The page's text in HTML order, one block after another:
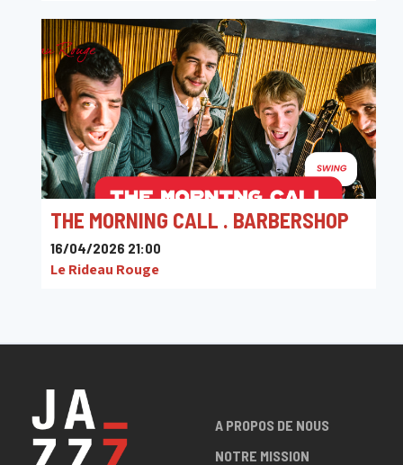
THE MORNING CALL . BARBERSHOP
16/04/2026 21:00
Le Rideau Rouge
A PROPOS DE NOUS
NOTRE MISSION